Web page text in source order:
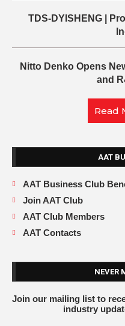
TDS-DYISHENG |
Nitto Denko Opens
and
Read
AAT
AAT Business Club
Join AAT Club
AAT Club Members
AAT Contacts
NEVER
Join our mailing list to
industry